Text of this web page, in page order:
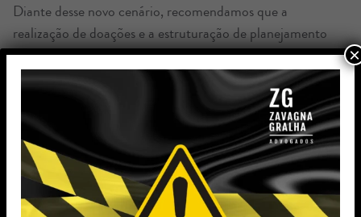
Diante desse novo cenário, recomendamos que a
realização de doações e a estruturação de planejamento
patrimonial/sucessório seja precedida de análise
especializada para projetar cenários, mitigar riscos e
instrumentalizar a operação de modo a dar suporte ao
enquadramento jurídico-tributário adotado.
O ZG Advogados acompanha de forma permanente a
evolução legislativa e jurisprudencial sobre o assunto e
permanece à inteira disposição para avaliar os cenários
×